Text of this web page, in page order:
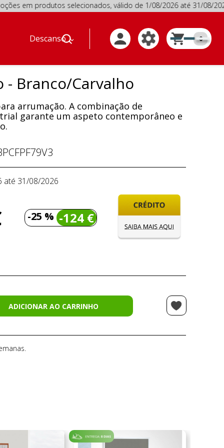
produtos selecionados, válido de 1/08/2026 até 31/08/
Descanso 0
- Branco/Carvalho
arrumação. A combinação de
garante um aspeto contemporâneo e
até 31/08/2026
-25 % -124 €
ADICIONAR AO CARRINHO